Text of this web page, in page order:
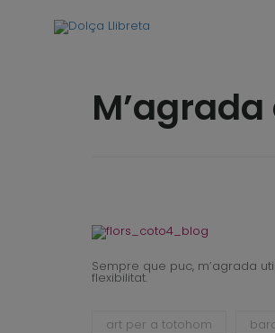
Sempre que puc, m’agrada
flexibilitat.
art per a totohom